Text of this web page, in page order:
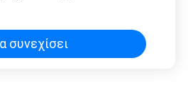
συνεχίσει